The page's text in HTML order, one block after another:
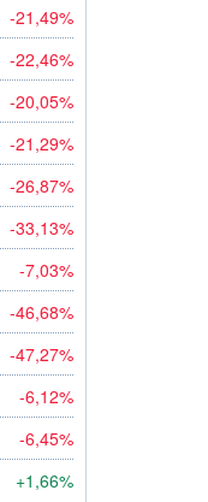
-21,49%
-22,46%
-20,05%
-21,29%
-26,87%
-33,13%
-7,03%
-46,68%
-47,27%
-6,12%
-6,45%
+1,66%